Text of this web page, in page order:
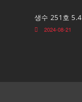
생수 251호 5.4
2024-08-21